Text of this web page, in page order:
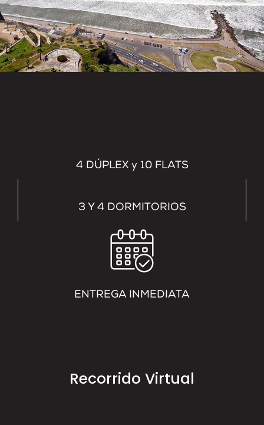
4 DÚPLEX y 10 FLATS
3 Y 4 DORMITORIOS
ENTREGA INMEDIATA
Recorrido Virtual